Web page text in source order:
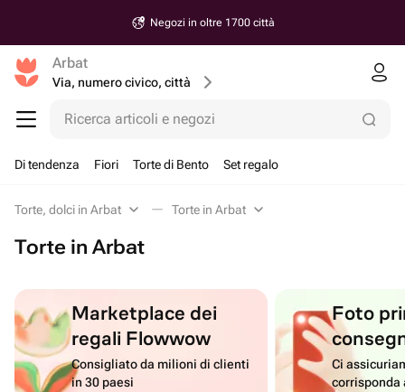
Negozi in oltre 1700 città
Arbat
Via, numero civico, città
Ricerca articoli e negozi
Di tendenza Fiori Torte di Bento Set regalo
Torte, dolci in Arbat Torte in Arbat
Torte in Arbat
Marketplace dei
regali Flowwow
Consigliato da milioni di clienti
in 30 paesi
Foto
Ci
corrisponda